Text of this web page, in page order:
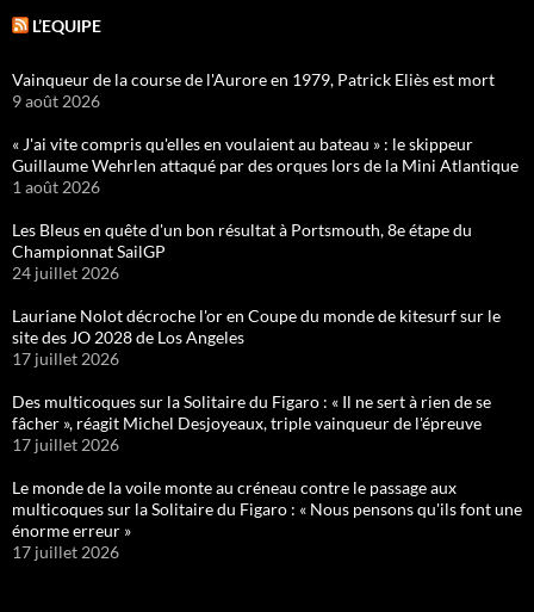
L’EQUIPE
Vainqueur de la course de l'Aurore en 1979, Patrick Eliès est mort
9 août 2026
« J'ai vite compris qu'elles en voulaient au bateau » : le skippeur
Guillaume Wehrlen attaqué par des orques lors de la Mini Atlantique
1 août 2026
Les Bleus en quête d'un bon résultat à Portsmouth, 8e étape du
Championnat SailGP
24 juillet 2026
Lauriane Nolot décroche l'or en Coupe du monde de kitesurf sur le
site des JO 2028 de Los Angeles
17 juillet 2026
Des multicoques sur la Solitaire du Figaro : « Il ne sert à rien de se
fâcher », réagit Michel Desjoyeaux, triple vainqueur de l'épreuve
17 juillet 2026
Le monde de la voile monte au créneau contre le passage aux
multicoques sur la Solitaire du Figaro : « Nous pensons qu'ils font une
énorme erreur »
17 juillet 2026